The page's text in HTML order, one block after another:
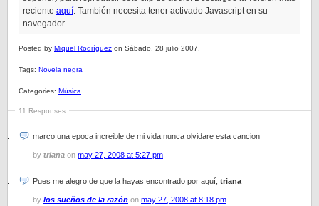
reciente aquí. También necesita tener activado Javascript en su
navegador.
Posted by Miquel Rodríguez on Sábado, 28 julio 2007.
Tags: Novela negra
Categories: Música
11 Responses
marco una epoca increible de mi vida nunca olvidare esta cancion
by triana on may 27, 2008 at 5:27 pm
Pues me alegro de que la hayas encontrado por aquí, triana
by los sueños de la razón on may 27, 2008 at 8:18 pm